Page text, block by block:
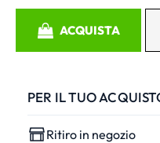
ACQUISTA
PER IL TUO
Ritiro in negozio